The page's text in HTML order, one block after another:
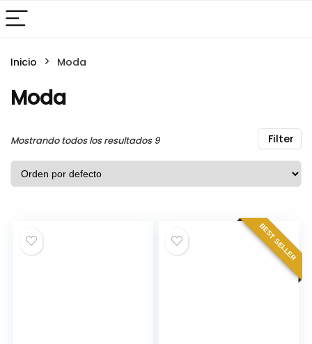
Inicio Moda
Moda
Filter
Mostrando todos los resultados 9
BEST SELLER